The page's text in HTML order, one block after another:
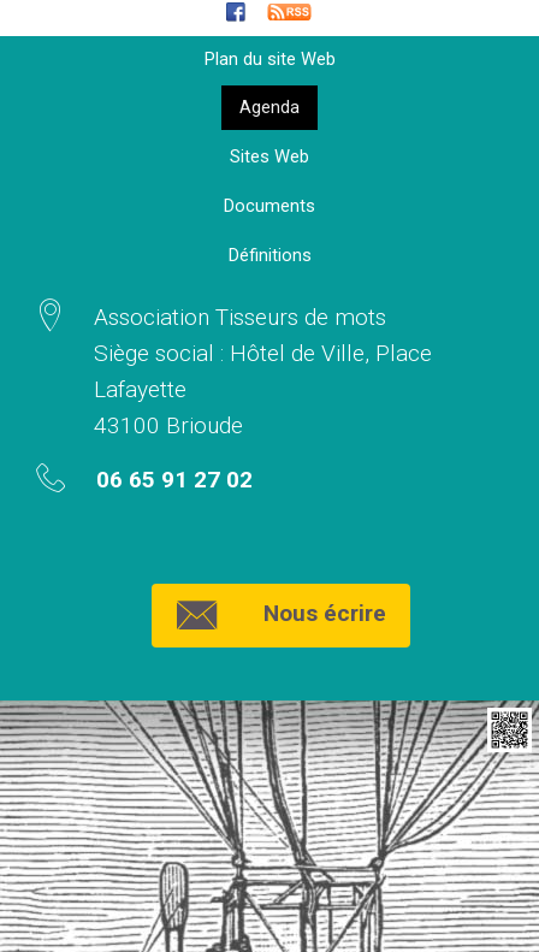
Plan du site Web
Agenda
Sites Web
Documents
Définitions
Association Tisseurs de mots
Siège social : Hôtel de Ville, Place
Lafayette
43100 Brioude
06 65 91 27 02
Nous écrire